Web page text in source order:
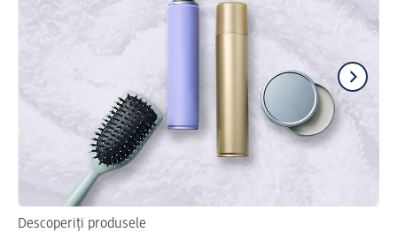
Descoperiți produsele